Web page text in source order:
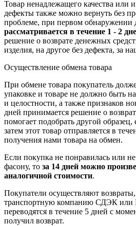
Товар ненадлежащего качества или
дефекты также можно вернуть без
проблеме, при первом обнаружении
рассматривается в течение 1 - 2
решение о возврате денежных
изделия, на другое без дефекта, за
Осуществление обмена товара
При обмене товара покупатель
упаковке и товаре не должно быть
и целостности, а также признаков
дней принимается решение о
помогает подобрать другой образец,
затем этот товар отправляется в
получения нами товара на обмен.
Если покупка не понравилась или
фасону, то за 14 дней можно
аналогичной стоимости.
Покупатели осуществляют возвраты,
транспортную компанию СДЭК или
переводятся в течение 5 дней с
получил возврат.